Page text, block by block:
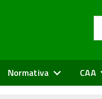
Normativa CAA